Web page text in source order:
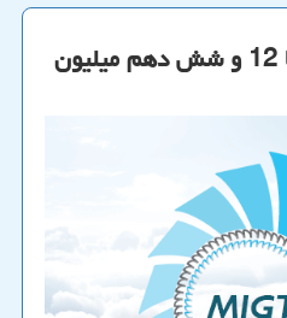
میزان تولید نفت آمریكا 12 و شش دهم میلیون